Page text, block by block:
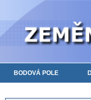
BODOVÁ POLE